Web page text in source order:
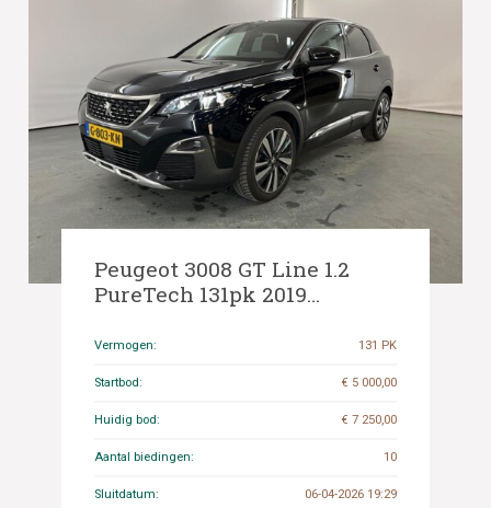
Peugeot 3008 GT Line 1.2
PureTech 131pk 2019
Vermogen: 131 PK
Startbod: € 5 000,00
Huidig bod: € 7 250,00
Aantal biedingen: 10
Sluitdatum: 06-04-2026 19:29